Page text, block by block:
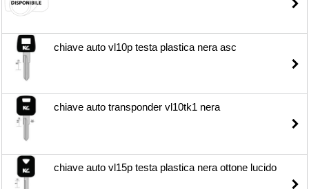
chiave auto vl10p testa plastica nera asc
chiave auto transponder vl10tk1 nera
chiave auto vl15p testa plastica nera ottone lucido